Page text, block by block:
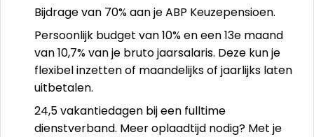
Bijdrage van 70% aan je ABP Keuzepensioen.
Persoonlijk budget van 10% en een 13e maand
van 10,7% van je bruto jaarsalaris. Deze kun je
flexibel inzetten of maandelijks of jaarlijks laten
uitbetalen.
24,5 vakantiedagen bij een fulltime
dienstverband. Meer oplaadtijd nodig? Met je